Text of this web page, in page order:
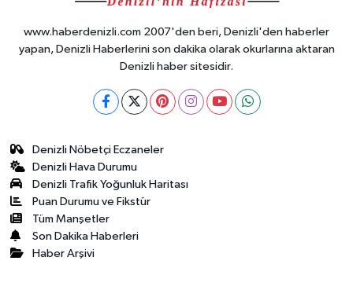
www.haberdenizli.com 2007'den beri, Denizli'den haberler
yapan, Denizli Haberlerini son dakika olarak okurlarına aktaran
Denizli haber sitesidir.
Denizli Nöbetçi Eczaneler
Denizli Hava Durumu
Denizli Trafik Yoğunluk Haritası
Puan Durumu ve Fikstür
Tüm Manşetler
Son Dakika Haberleri
Haber Arşivi